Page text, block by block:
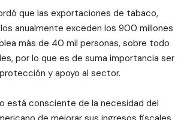
que las exportaciones de tabaco,
anualmente exceden los 900 millones
más de 40 mil personas, sobre todo
por lo que es de suma importancia ser
y apoyo al sector.
está consciente de la necesidad del